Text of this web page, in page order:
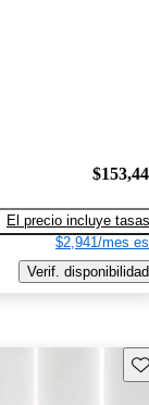
El precio incluye tasas
$2,941/mes
Verif. disponibilidad